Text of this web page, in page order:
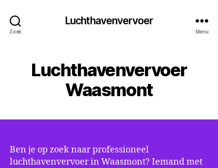
Zoek
Luchthavenvervoer
Menu
Luchthavenvervoer
Waasmont
Ben je op zoek naar professioneel
luchthavenvervoer in Waasmont? Iemand met